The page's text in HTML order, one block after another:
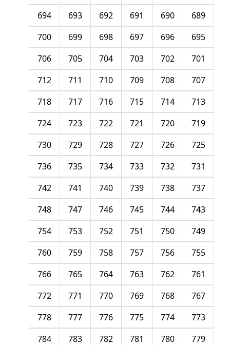
689
690
691
692
693
694
695
696
697
698
699
700
701
702
703
704
705
706
707
708
709
710
711
712
713
714
715
716
717
718
719
720
721
722
723
724
725
726
727
728
729
730
731
732
733
734
735
736
737
738
739
740
741
742
743
744
745
746
747
748
749
750
751
752
753
754
755
756
757
758
759
760
761
762
763
764
765
766
767
768
769
770
771
772
773
774
775
776
777
778
779
780
781
782
783
784